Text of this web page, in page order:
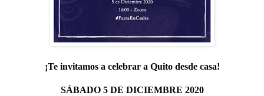
¡Te invitamos a celebrar a Quito desde casa!
SÁBADO 5 DE DICIEMBRE 2020